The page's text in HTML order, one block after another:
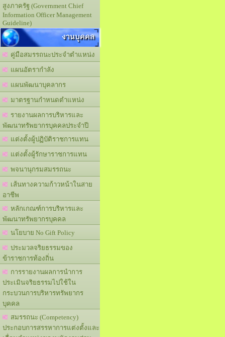
สูงภาครัฐ (Government Chief
Information Officer Management
Guideline)
งานบุคคล
คู่มือสมรรถนะประจำตำแหน่ง
แผนอัตรากำลัง
แผนพัฒนาบุคลากร
มาตรฐานกำหนดตำแหน่ง
รายงานผลการบริหารและ
พัฒนาทรัพยากรบุคคลประจำปี
แต่งตั้งผู้ปฏิบัติราชการแทน
แต่งตั้งผู้รักษาราชการแทน
พจนานุกรมสมรรถนะ
เส้นทางความก้าวหน้าในสาย
อาชีพ
หลักเกณฑ์การบริหารและ
พัฒนาทรัพยากรบุคคล
นโยบาย No Gift Policy
ประมวลจริยธรรมของ
ข้าราชการท้องถิ่น
การรายงานผลการนำการ
ประเมินจริยธรรมไปใช้ใน
กระบวนการบริหารทรัพยากร
บุคคล
สมรรถนะ (Competency)
ประกอบการสรรหาการแต่งตั้งและ